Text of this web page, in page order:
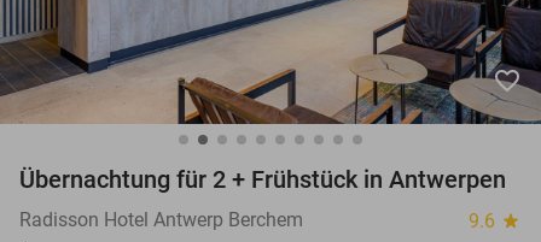
favorite_border
Übernachtung für 2 + Frühstück in Antwerpen
Radisson Hotel Antwerp Berchem 9.6 star